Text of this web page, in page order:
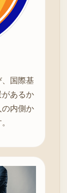
国際基
があるか
の内側か